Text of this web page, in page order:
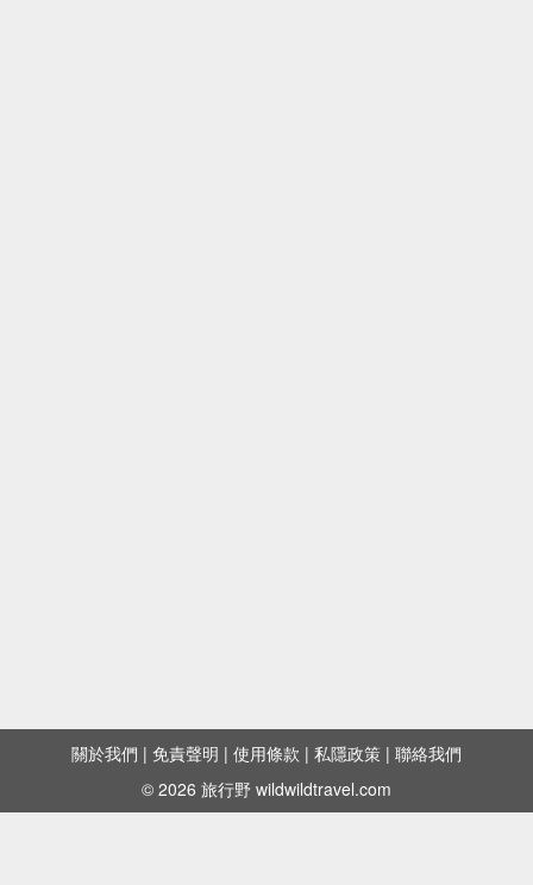
關於我們 | 免責聲明 | 使用條款 | 私隱政策 | 聯絡我們
© 2026 旅行野 wildwildtravel.com